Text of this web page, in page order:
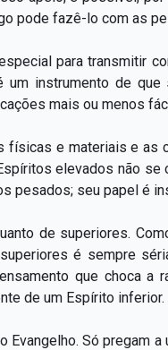
pode fazê-lo com as
para transmitir
instrumento de
mais ou menos
e materiais e as
elevados não se
pesados; seu papel é
de superiores.
é sempre
que choca a
de um Espírito inferior.
Só pregam a